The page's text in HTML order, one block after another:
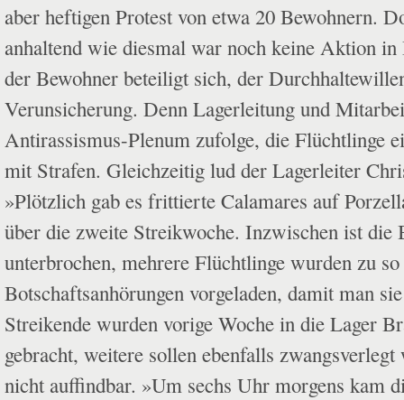
aber heftigen Protest von etwa 20 Bewohnern.
anhaltend wie diesmal war noch keine Aktion
der Bewohner beteiligt sich, der
Verunsicherung. Denn Lagerleitung und
Antirassismus-Plenum zufolge, die Flüchtlinge
mit Strafen. Gleichzeitig lud der Lagerleiter
»Plötzlich gab es frittierte Calamares auf
über die zweite Streikwoche. Inzwischen ist die
unterbrochen, mehrere Flüchtlinge wurden zu so
Botschaftsanhörungen vorgeladen, damit man
Streikende wurden vorige Woche in die Lager
gebracht, weitere sollen ebenfalls
nicht auffindbar. »Um sechs Uhr morgens kam